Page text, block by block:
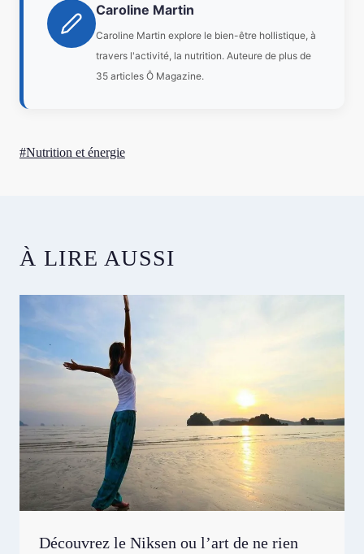
Caroline Martin
Caroline Martin explore le bien-être hollistique, à
travers l'activité, la nutrition. Auteure de plus de
35 articles Ô Magazine.
Étiquettes
#Nutrition et énergie
À LIRE AUSSI
Découvrez le Niksen ou l’art de ne rien